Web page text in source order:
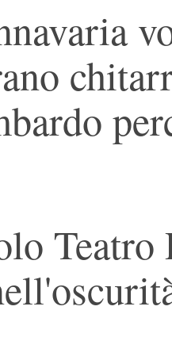
Teatro